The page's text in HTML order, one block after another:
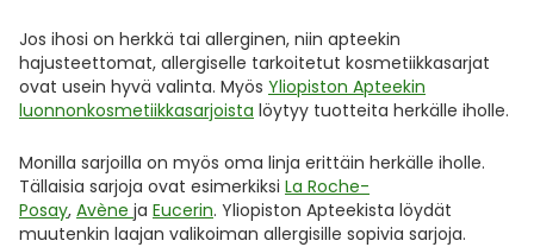
Jos ihosi on herkkä tai allerginen, niin apteekin
hajusteettomat, allergiselle tarkoitetut kosmetiikkasarjat
ovat usein hyvä valinta. Myös Yliopiston Apteekin
luonnonkosmetiikkasarjoista löytyy tuotteita herkälle iholle.
Monilla sarjoilla on myös oma linja erittäin herkälle iholle.
Tällaisia sarjoja ovat esimerkiksi La Roche-
Posay, Avène ja Eucerin. Yliopiston Apteekista löydät
muutenkin laajan valikoiman allergisille sopivia sarjoja.